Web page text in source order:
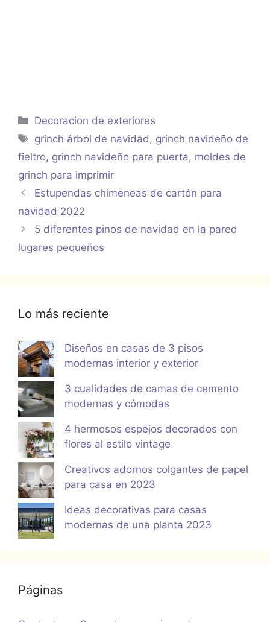
Categorías
Decoracion de exteriores
Etiquetas
grinch árbol de navidad, grinch navideño de
fieltro, grinch navideño para puerta, moldes de
grinch para imprimir
Estupendas chimeneas de cartón para
navidad 2022
5 diferentes pinos de navidad en la pared
lugares pequeños
Lo más reciente
Diseños en casas de 3 pisos
modernas interior y exterior
3 cualidades de camas de cemento
modernas y cómodas
4 hermosos espejos decorados con
flores al estilo vintage
Creativos adornos colgantes de papel
para casa en 2023
Ideas decorativas para casas
modernas de una planta 2023
Páginas